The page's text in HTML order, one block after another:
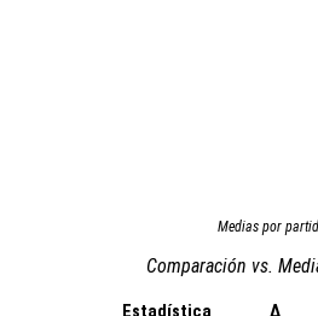
Medias por
Comparación vs.
Estadística Δ